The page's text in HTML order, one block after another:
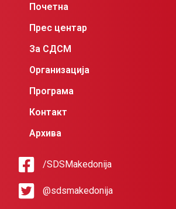
Почетна
Прес центар
За СДСМ
Организација
Програма
Контакт
Архива
/SDSMakedonija
@sdsmakedonija